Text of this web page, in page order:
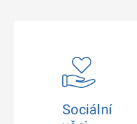
Sociální